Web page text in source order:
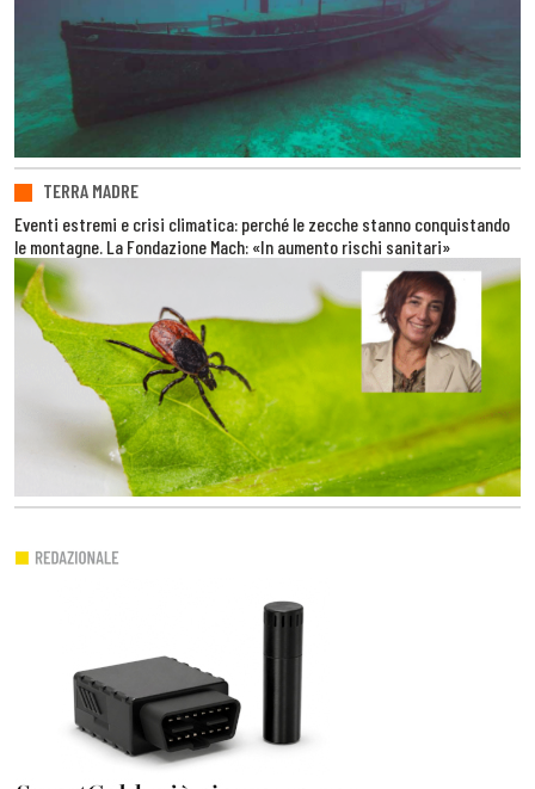
TERRA MADRE
Eventi estremi e crisi climatica: perché le zecche stanno conquistando
le montagne. La Fondazione Mach: «In aumento rischi sanitari»